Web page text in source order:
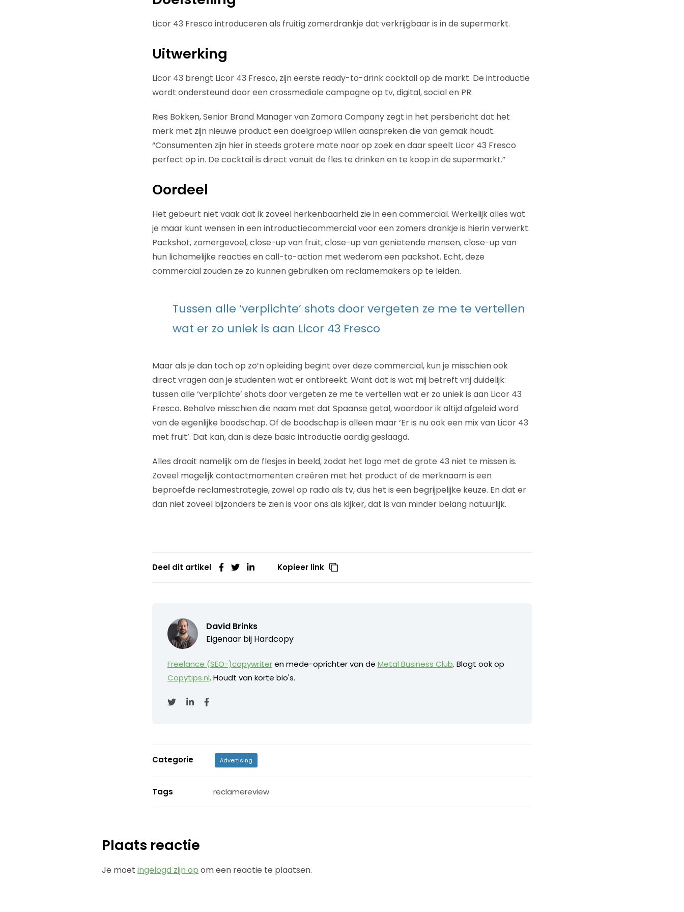
Licor 43 Fresco introduceren als fruitig zomerdrankje dat verkrijgbaar is in de supermarkt.
Uitwerking
Licor 43 brengt Licor 43 Fresco, zijn eerste ready-to-drink cocktail op de markt. De introductie
wordt ondersteund door een crossmediale campagne op tv, digital, social en PR.
Ries Bokken, Senior Brand Manager van Zamora Company zegt in het persbericht dat het
merk met zijn nieuwe product een doelgroep willen aanspreken die van gemak houdt.
“Consumenten zijn hier in steeds grotere mate naar op zoek en daar speelt Licor 43 Fresco
perfect op in. De cocktail is direct vanuit de fles te drinken en te koop in de supermarkt.”
Oordeel
Het gebeurt niet vaak dat ik zoveel herkenbaarheid zie in een commercial. Werkelijk alles wat
je maar kunt wensen in een introductiecommercial voor een zomers drankje is hierin verwerkt.
Packshot, zomergevoel, close-up van fruit, close-up van genietende mensen, close-up van
hun lichamelijke reacties en call-to-action met wederom een packshot. Echt, deze
commercial zouden ze zo kunnen gebruiken om reclamemakers op te leiden.
Tussen alle ‘verplichte’ shots door vergeten ze me te vertellen
wat er zo uniek is aan Licor 43 Fresco
Maar als je dan toch op zo’n opleiding begint over deze commercial, kun je misschien ook
direct vragen aan je studenten wat er ontbreekt. Want dat is wat mij betreft vrij duidelijk:
tussen alle ‘verplichte’ shots door vergeten ze me te vertellen wat er zo uniek is aan Licor 43
Fresco. Behalve misschien die naam met dat Spaanse getal, waardoor ik altijd afgeleid word
van de eigenlijke boodschap. Of de boodschap is alleen maar ‘Er is nu ook een mix van Licor 43
met fruit’. Dat kan, dan is deze basic introductie aardig geslaagd.
Alles draait namelijk om de flesjes in beeld, zodat het logo met de grote 43 niet te missen is.
Zoveel mogelijk contactmomenten creëren met het product of de merknaam is een
beproefde reclamestrategie, zowel op radio als tv, dus het is een begrijpelijke keuze. En dat er
dan niet zoveel bijzonders te zien is voor ons als kijker, dat is van minder belang natuurlijk.
Deel dit artikel Kopieer link
David Brinks
Eigenaar bij Hardcopy
Freelance (SEO-)copywriteren mede-oprichter van de Metal Business Club. Blogt ook op
Copytips.nl. Houdt van korte bio's.
Categorie Advertising
Tags reclamereview
Plaats reactie
Je moetingelogd zijn op om een reactie te plaatsen.